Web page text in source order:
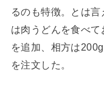
るのも特徴。とは
は肉うどんを食べ
を追加、相方は
を注文した。